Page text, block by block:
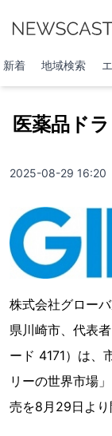
新着 地域検索
医薬品ド
2025-08-29 16:20
株式会社グロー
県川崎市、代表
ード 4171）は、
リーの世界市場
売を8月29日より